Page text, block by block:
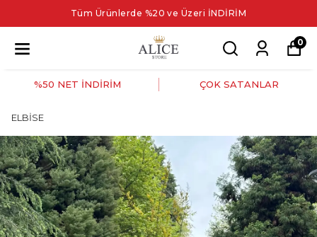
Tüm Ürünlerde %20 ve Üzeri İNDİRİM
0
%50 NET İNDİRİM ÇOK SATANLAR
ELBİSE